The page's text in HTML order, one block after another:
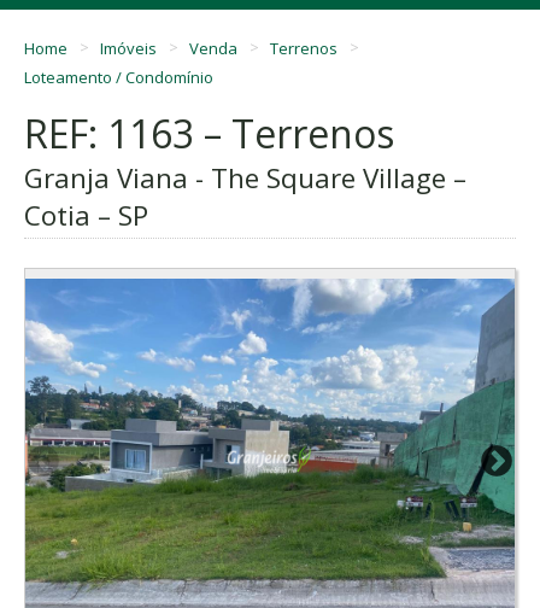
Home Imóveis Venda
Terrenos
Loteamento / Condomínio
REF: 1163 – Terrenos
Granja Viana - The Square Village –
Cotia – SP